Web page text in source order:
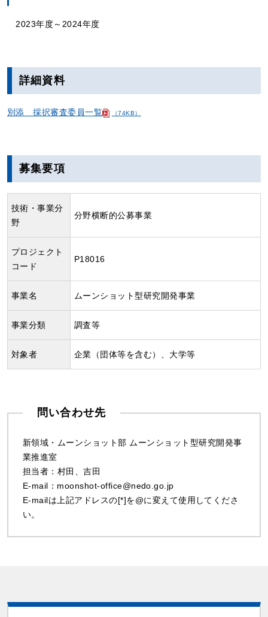
2023年度～2024年度
詳細資料
別添 採択審査委員一覧 （74KB）
募集要項
技術・事業分
野
分野横断的公募事業
プロジェクト
コード
P18016
事業名 ムーンショット型研究開発事業
事業分類 調査等
対象者 企業（団体等を含む）、大学等
問い合わせ先
新領域・ムーンショット部 ムーンショット型研究開発事
業推進室
担当者：村田、吉田
E-mail：moonshot-office@nedo.go.jp
E-mailは上記アドレスの[*]を@に変えて使用してくださ
い。